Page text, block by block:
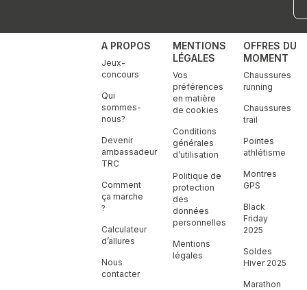
A PROPOS
Jeux-
concours
Qui
sommes-
nous?
Devenir
ambassadeur
TRC
Comment
ça marche
?
Calculateur
d’allures
Nous
contacter
MENTIONS
LÉGALES
Vos
préférences
en matière
de cookies
Conditions
générales
d’utilisation
Politique de
protection
des
données
personnelles
Mentions
légales
OFFRES DU
MOMENT
Chaussures
running
Chaussures
trail
Pointes
athlétisme
Montres
GPS
Black
Friday
2025
Soldes
Hiver 2025
Marathon